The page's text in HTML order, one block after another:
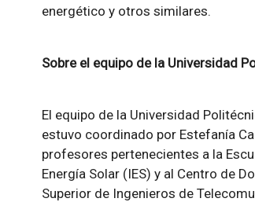
energético y otros similares.
Sobre el equipo de la Universidad
El equipo de la Universidad
estuvo coordinado por Estefanía
profesores pertenecientes a la
Energía Solar (IES) y al Centro de
Superior de Ingenieros de